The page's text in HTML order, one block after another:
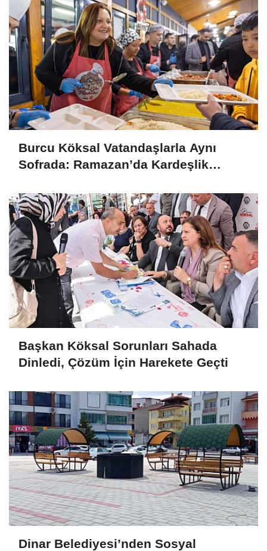
Burcu Köksal Vatandaşlarla Aynı
Sofrada: Ramazan’da Kardeşlik
Başkan Köksal Sorunları Sahada
Dinledi, Çözüm İçin Harekete Geçti
Dinar Belediyesi’nden Sosyal